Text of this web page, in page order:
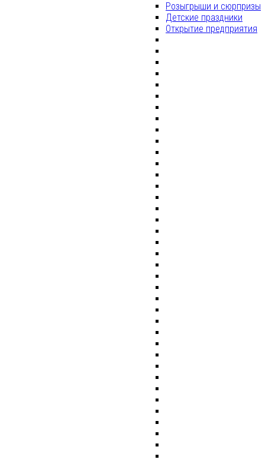
Розыгрыши и сюрпризы
Детские праздники
Открытие предприятия